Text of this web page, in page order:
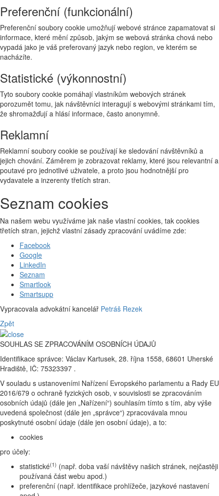
Preferenční (funkcionální)
Preferenční soubory cookie umožňují webové stránce zapamatovat si
informace, které mění způsob, jakým se webová stránka chová nebo
vypadá jako je váš preferovaný jazyk nebo region, ve kterém se
nacházíte.
Statistické (výkonnostní)
Tyto soubory cookie pomáhají vlastníkům webových stránek
porozumět tomu, jak návštěvníci interagují s webovými stránkami tím,
že shromažďují a hlásí informace, často anonymně.
Reklamní
Reklamní soubory cookie se používají ke sledování návštěvníků a
jejich chování. Záměrem je zobrazovat reklamy, které jsou relevantní a
poutavé pro jednotlivé uživatele, a proto jsou hodnotnější pro
vydavatele a inzerenty třetích stran.
Seznam cookies
Na našem webu využíváme jak naše vlastní cookies, tak cookies
třetích stran, jejichž vlastní zásady zpracování uvádíme zde:
Facebook
Google
LinkedIn
Seznam
Smartlook
Smartsupp
Vypracovala advokátní kancelář Petráš Rezek
Zpět
SOUHLAS SE ZPRACOVÁNÍM OSOBNÍCH ÚDAJŮ
Identifikace správce: Václav Kartusek, 28. října 1558, 68601 Uherské
Hradiště, IČ: 75323397 .
V souladu s ustanoveními Nařízení Evropského parlamentu a Rady EU
2016/679 o ochraně fyzických osob, v souvislosti se zpracováním
osobních údajů (dále jen „Nařízení“) souhlasím tímto s tím, aby výše
uvedená společnost (dále jen „správce“) zpracovávala mnou
poskytnuté osobní údaje (dále jen osobní údaje), a to:
cookies
pro účely:
statistické(1) (např. doba vaší návštěvy našich stránek, nejčastěji
používaná část webu apod.)
preferenční (např. identifikace prohlížeče, jazykové nastavení